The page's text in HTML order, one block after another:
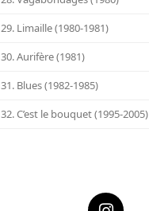
29. Limaille (1980-1981)
30. Aurifère (1981)
31. Blues (1982-1985)
32. C’est le bouquet (1995-2005)